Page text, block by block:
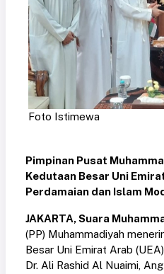
Foto Istimewa
Pimpinan Pusat
Kedutaan Besar Uni
Perdamaian dan Islam
JAKARTA, Suara
(PP) Muhammadiyah
Besar Uni Emirat Arab
Dr. Ali Rashid Al Nuaimi,